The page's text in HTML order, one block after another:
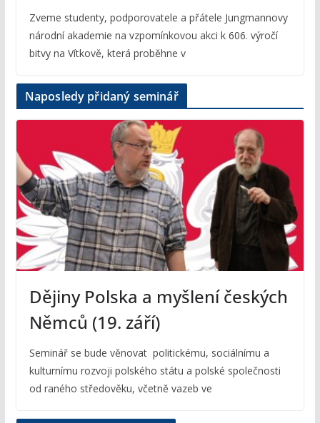
Zveme studenty, podporovatele a přátele Jungmannovy
národní akademie na vzpomínkovou akci k 606. výročí
bitvy na Vítkově, která proběhne v
Naposledy přidaný seminář
Dějiny Polska a myšlení českých
Němců (19. září)
Seminář se bude věnovat politickému, sociálnímu a
kulturnímu rozvoji polského státu a polské společnosti
od raného středověku, včetně vazeb ve